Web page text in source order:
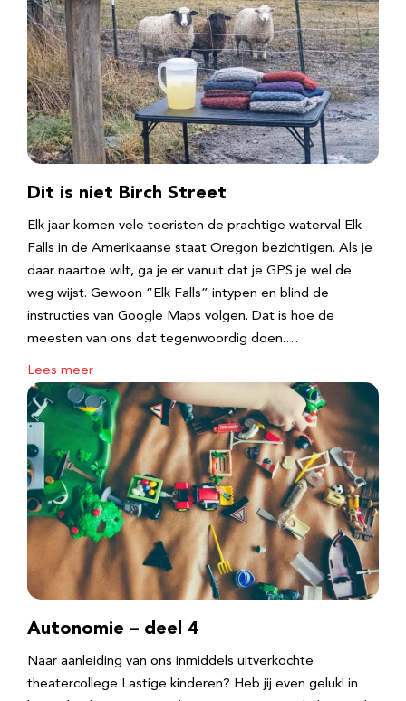
Dit is niet Birch Street
Elk jaar komen vele toeristen de prachtige waterval Elk
Falls in de Amerikaanse staat Oregon bezichtigen. Als je
daar naartoe wilt, ga je er vanuit dat je GPS je wel de
weg wijst. Gewoon “Elk Falls” intypen en blind de
instructies van Google Maps volgen. Dat is hoe de
meesten van ons dat tegenwoordig doen.…
Lees meer
Autonomie – deel 4
Naar aanleiding van ons inmiddels uitverkochte
theatercollege Lastige kinderen? Heb jij even geluk! in